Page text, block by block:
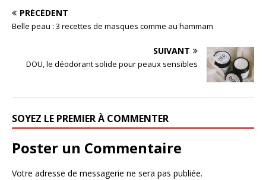
PRÉCÉDENT
Belle peau : 3 recettes de masques comme au hammam
SUIVANT
DOU, le déodorant solide pour peaux sensibles
SOYEZ LE PREMIER À COMMENTER
Poster un Commentaire
Votre adresse de messagerie ne sera pas publiée.